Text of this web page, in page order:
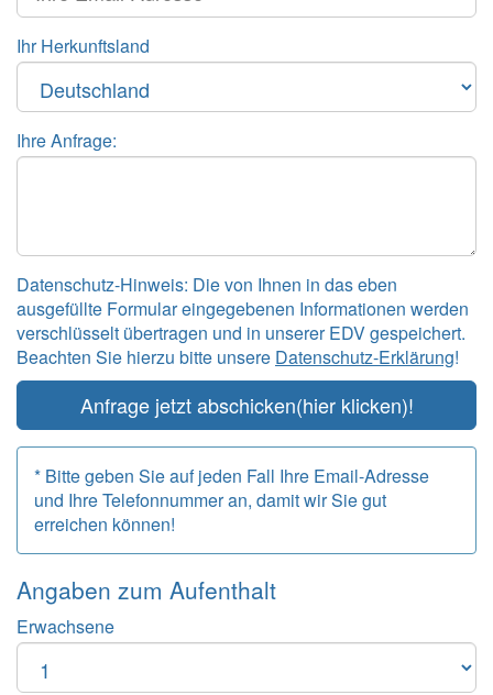
Ihr Herkunftsland
Ihre Anfrage:
Datenschutz-Hinweis: Die von Ihnen in das eben
ausgefüllte Formular eingegebenen Informationen werden
verschlüsselt übertragen und in unserer EDV gespeichert.
Beachten Sie hierzu bitte unsere Datenschutz-Erklärung!
Anfrage jetzt abschicken(hier klicken)!
* Bitte geben Sie auf jeden Fall Ihre Email-Adresse
und Ihre Telefonnummer an, damit wir Sie gut
erreichen können!
Angaben zum Aufenthalt
Erwachsene